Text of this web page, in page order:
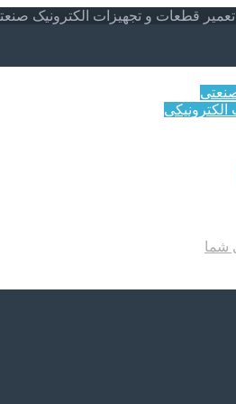
قطعات و تجهیزات الکترونیک
شما